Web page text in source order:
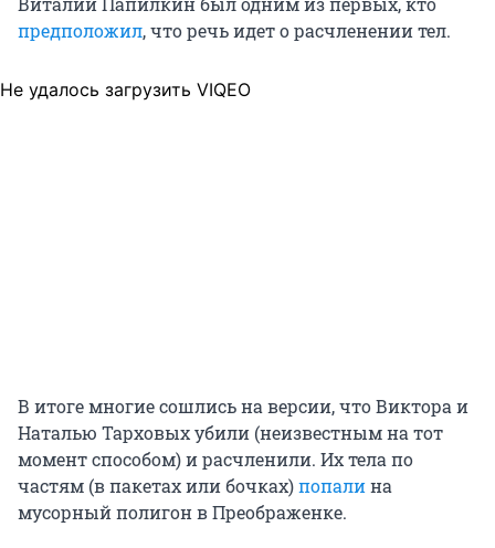
предположил, что речь идет о расчленении тел.
Не удалось загрузить VIQEO
В итоге многие сошлись на версии, что Виктора и
Наталью Тарховых убили (неизвестным на тот
момент способом) и расчленили. Их тела по
частям (в пакетах или бочках)попалина
мусорный полигон в Преображенке.